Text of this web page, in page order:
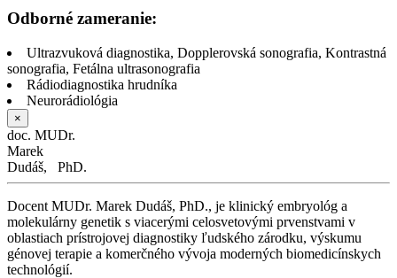
Odborné zameranie:
Ultrazvuková diagnostika, Dopplerovská sonografia, Kontrastná
sonografia, Fetálna ultrasonografia
Rádiodiagnostika hrudníka
Neurorádiológia
×
doc. MUDr.
Marek
Dudáš, PhD.
Docent MUDr. Marek Dudáš, PhD., je klinický embryológ a
molekulárny genetik s viacerými celosvetovými prvenstvami v
oblastiach prístrojovej diagnostiky ľudského zárodku, výskumu
génovej terapie a komerčného vývoja moderných biomedicínskych
technológií.